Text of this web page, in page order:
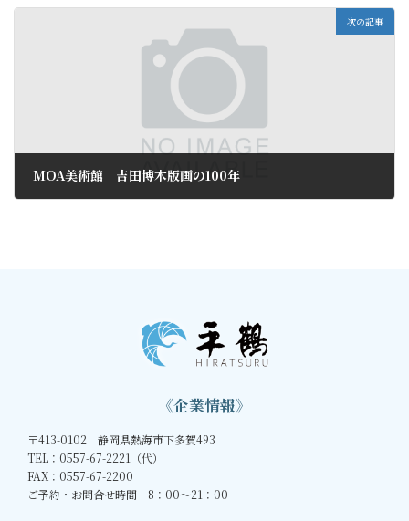
次の記事
MOA美術館 吉田博木版画の100年
《企業情報》
〒413-0102 静岡県熱海市下多賀493
TEL：0557-67-2221（代）
FAX：0557-67-2200
ご予約・お問合せ時間 8：00～21：00